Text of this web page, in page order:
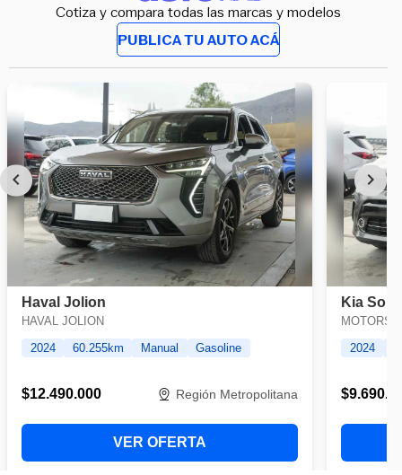
Cotiza y compara todas las marcas y modelos
PUBLICA TU AUTO ACÁ